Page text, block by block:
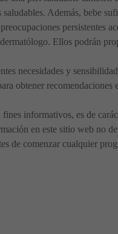
Además, bebe
persistentes
Ellos podrán
necesidades y
obtener recomendaciones
informativos, es de
en este sitio web no
de comenzar cualquier